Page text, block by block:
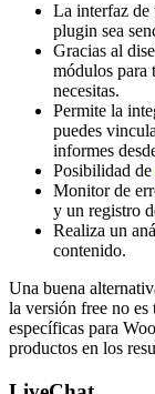
La interfaz de
plugin sea
Gracias al
módulos para
necesitas.
Permite la
puedes
informes
Posibilidad de
Monitor de
y un registro
Realiza un
contenido.
Una buena
la versión free no es
específicas para
productos en los